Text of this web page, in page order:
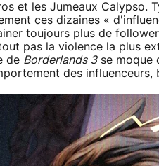
et les Jumeaux Calypso.
ces dizaines «
toujours plus de
pas la violence la plus
de Borderlands 3se moque
des influenceurs,